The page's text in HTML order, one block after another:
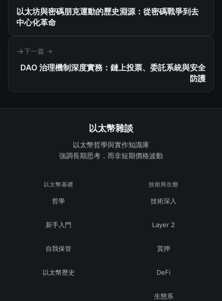
以太坊與密碼朋克運動的歷史淵源：從密碼戰爭到去
中心化革命
下一篇 →
DAO 治理機制深度實務：鏈上投票、委託系統與安全
防護
以太幣雜談
以太幣哲學與實作知識庫
強調長期思考，而非短期價格波動
以太幣基礎
哲學
新手入門
自我保管
以太幣歷史
技術與生態
技術深入
Layer 2
質押
DeFi
生態系